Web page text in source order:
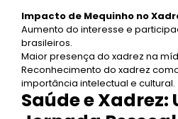
Impacto de Mequinho no
Aumento do interesse e
brasileiros.
Maior presença do xadrez na
Reconhecimento do xadrez
importância intelectual e cultural.
Saúde e Xadrez: